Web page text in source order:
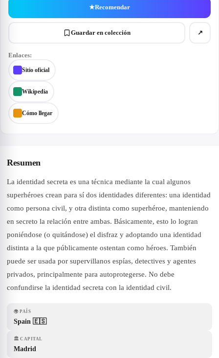
★Recomendar
Guardar en colección ↗
Enlaces:
Sitio oficial
Wikipedia
Cómo llegar
Resumen
La identidad secreta es una técnica mediante la cual algunos
superhéroes crean para sí dos identidades diferentes: una identidad
como persona civil, y otra distinta como superhéroe, manteniendo
en secreto la relación entre ambas. Básicamente, esto lo logran
poniéndose (o quitándose) el disfraz y adoptando una identidad
distinta a la que públicamente ostentan como héroes. También
puede ser usada por supervillanos espías, detectives y agentes
privados, principalmente para autoprotegerse. No debe
confundirse la identidad secreta con la identidad civil.
🌍 PAÍS
Spain 🇪🇸
🏛 CAPITAL
Madrid